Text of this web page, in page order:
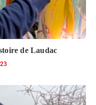
de Laudac